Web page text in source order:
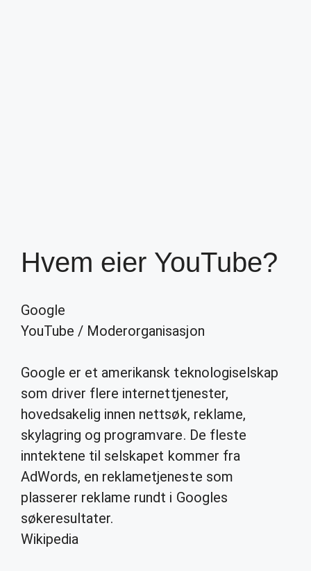
Hvem eier YouTube?
Google
YouTube / Moderorganisasjon
Google er et amerikansk teknologiselskap
som driver flere internettjenester,
hovedsakelig innen nettsøk, reklame,
skylagring og programvare. De fleste
inntektene til selskapet kommer fra
AdWords, en reklametjeneste som
plasserer reklame rundt i Googles
søkeresultater.
Wikipedia